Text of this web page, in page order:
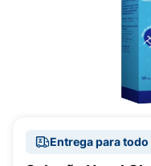
Entrega para todo